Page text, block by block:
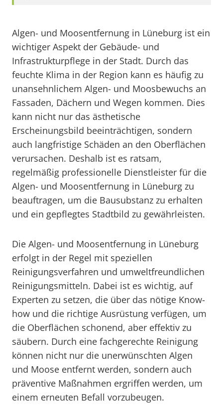
Algen- und Moosentfernung in Lüneburg ist ein
wichtiger Aspekt der Gebäude- und
Infrastrukturpflege in der Stadt. Durch das
feuchte Klima in der Region kann es häufig zu
unansehnlichem Algen- und Moosbewuchs an
Fassaden, Dächern und Wegen kommen. Dies
kann nicht nur das ästhetische
Erscheinungsbild beeinträchtigen, sondern
auch langfristige Schäden an den Oberflächen
verursachen. Deshalb ist es ratsam,
regelmäßig professionelle Dienstleister für die
Algen- und Moosentfernung in Lüneburg zu
beauftragen, um die Bausubstanz zu erhalten
und ein gepflegtes Stadtbild zu gewährleisten.
Die Algen- und Moosentfernung in Lüneburg
erfolgt in der Regel mit speziellen
Reinigungsverfahren und umweltfreundlichen
Reinigungsmitteln. Dabei ist es wichtig, auf
Experten zu setzen, die über das nötige Know-
how und die richtige Ausrüstung verfügen, um
die Oberflächen schonend, aber effektiv zu
säubern. Durch eine fachgerechte Reinigung
können nicht nur die unerwünschten Algen
und Moose entfernt werden, sondern auch
präventive Maßnahmen ergriffen werden, um
einem erneuten Befall vorzubeugen.